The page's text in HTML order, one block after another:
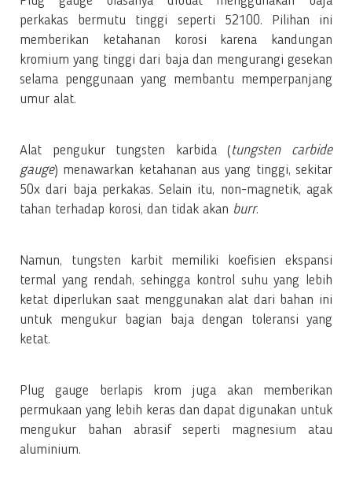
perkakas bermutu tinggi seperti 52100. Pilihan ini
memberikan ketahanan korosi karena kandungan
kromium yang tinggi dari baja dan mengurangi gesekan
selama penggunaan yang membantu memperpanjang
umur alat.
Alat pengukur tungsten karbida (tungsten carbide
gauge) menawarkan ketahanan aus yang tinggi, sekitar
50x dari baja perkakas. Selain itu, non-magnetik, agak
tahan terhadap korosi, dan tidak akan burr.
Namun, tungsten karbit memiliki koefisien ekspansi
termal yang rendah, sehingga kontrol suhu yang lebih
ketat diperlukan saat menggunakan alat dari bahan ini
untuk mengukur bagian baja dengan toleransi yang
ketat.
Plug gauge berlapis krom juga akan memberikan
permukaan yang lebih keras dan dapat digunakan untuk
mengukur bahan abrasif seperti magnesium atau
aluminium.